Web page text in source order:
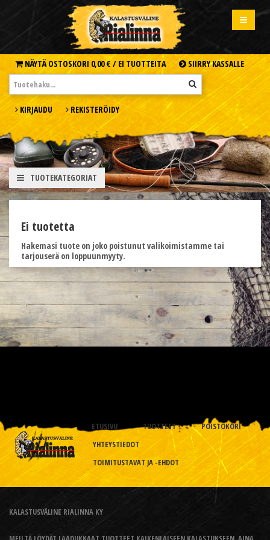
NÄYTÄ OSTOSKORI 0,00 € / EI TUOTTEITA SIIRRY KASSALLE
KIRJAUDU REKISTERÖIDY
TUOTEKATEGORIAT
Ei tuotetta
Hakemasi tuote on joko poistunut valikoimistamme tai
tarjouserä on loppuunmyyty.
ETUSIVU TUOTTEET
POISTOKORI
YHTEYSTIEDOT
TOIMITUSTAVAT JA -EHDOT
KALASTUSVÄLINE RIALINNA KY